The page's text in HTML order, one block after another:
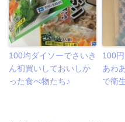
100均ダイソーでさいき
ん初買いしておいしか
った食べ物たち♪
100
あわ
で衛